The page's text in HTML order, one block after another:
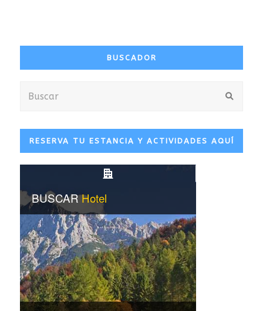
BUSCADOR
RESERVA TU ESTANCIA Y ACTIVIDADES AQUÍ